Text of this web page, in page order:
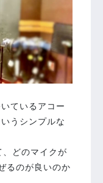
ているアコー
うシンプルな
どのマイクが
るのが良いのか